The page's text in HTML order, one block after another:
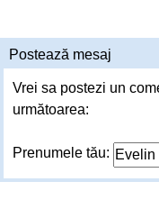
Postează mesaj
Vrei sa postezi un
următoarea:
Prenumele tău: